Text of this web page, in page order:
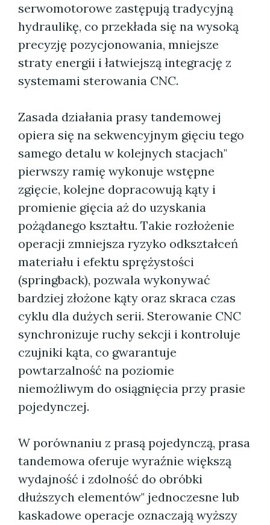
serwomotorowe zastępują tradycyjną
hydraulikę, co przekłada się na wysoką
precyzję pozycjonowania, mniejsze
straty energii i łatwiejszą integrację z
systemami sterowania CNC.
Zasada działania prasy tandemowej
opiera się na sekwencyjnym gięciu tego
samego detalu w kolejnych stacjach"
pierwszy ramię wykonuje wstępne
zgięcie, kolejne dopracowują kąty i
promienie gięcia aż do uzyskania
pożądanego kształtu. Takie rozłożenie
operacji zmniejsza ryzyko odkształceń
materiału i efektu sprężystości
(springback), pozwala wykonywać
bardziej złożone kąty oraz skraca czas
cyklu dla dużych serii. Sterowanie CNC
synchronizuje ruchy sekcji i kontroluje
czujniki kąta, co gwarantuje
powtarzalność na poziomie
niemożliwym do osiągnięcia przy prasie
pojedynczej.
W porównaniu z prasą pojedynczą, prasa
tandemowa oferuje wyraźnie większą
wydajność i zdolność do obróbki
dłuższych elementów" jednoczesne lub
kaskadowe operacje oznaczają wyższy